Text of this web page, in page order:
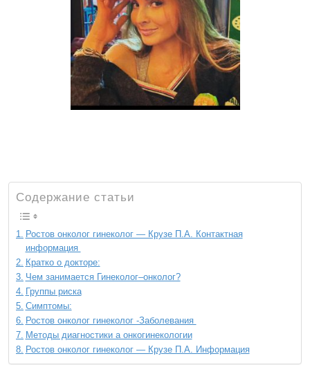
Содержание статьи
Ростов онколог гинеколог — Крузе П.А. Контактная
информация
Кратко о докторе:
Чем занимается Гинеколог–онколог?
Группы риска
Симптомы:
Ростов онколог гинеколог -Заболевания
Методы диагностики а онкогинекологии
Ростов онколог гинеколог — Крузе П.А. Информация